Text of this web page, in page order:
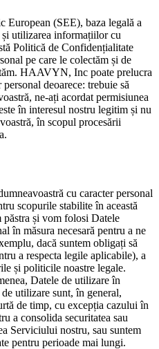
European (SEE), baza legală a
utilizarea informațiilor cu
Politică de Confidențialitate
pe care le colectăm și de
HAAVYN, Inc poate prelucra
deoarece: trebuie să
ne-ați acordat permisiunea
în interesul nostru legitim și nu
în scopul procesării
cu caracter personal
scopurile stabilite în această
și vom folosi Datele
în măsura necesară pentru a ne
dacă suntem obligați să
a respecta legile aplicabile), a
și politicile noastre legale.
Datele de utilizare în
utilizare sunt, în general,
de timp, cu excepția cazului în
a consolida securitatea sau
Serviciului nostru, sau suntem
pentru perioade mai lungi.